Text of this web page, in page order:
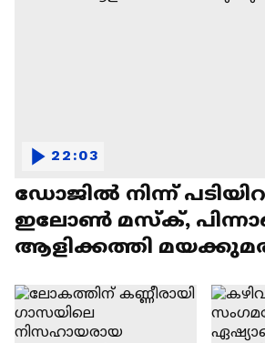
ഡോജിൽ നിന്ന്
ഇലോൺ മസ്ക്,
ആളിക്കത്തി
22:03